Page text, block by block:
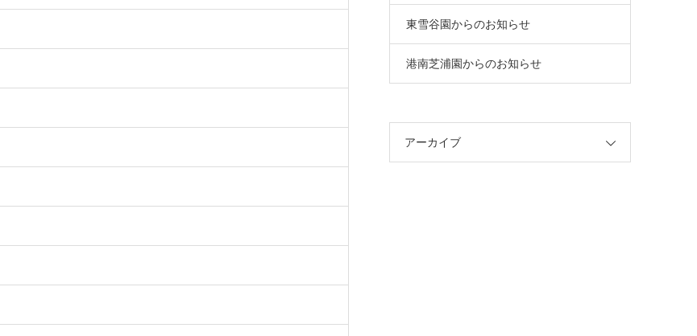
東雪谷園からのお知らせ
港南芝浦園からのお知らせ
アーカイブ